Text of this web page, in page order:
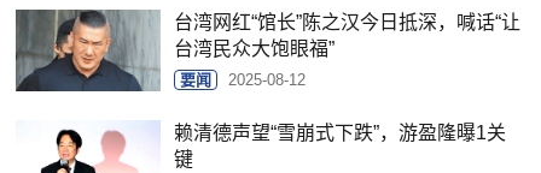
台湾网红“馆长”陈之汉今日抵深，喊话“让
台湾民众大饱眼福”
要闻 2025-08-12
赖清德声望“雪崩式下跌”，游盈隆曝1关
键